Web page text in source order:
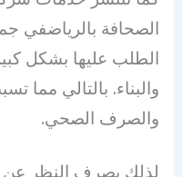
الصحافة بالرياضفي
الطلب عليها بشكل
والبناء. بالتالي
والصرف الصحي.
لذلك بصرف النظر عن